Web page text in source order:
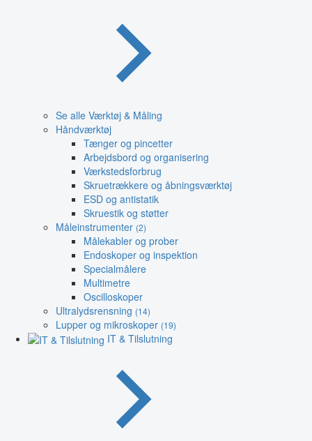
Se alle Værktøj & Måling
Håndværktøj
Tænger og pincetter
Arbejdsbord og organisering
Værkstedsforbrug
Skruetrækkere og åbningsværktøj
ESD og antistatik
Skruestik og støtter
Måleinstrumenter (2)
Målekabler og prober
Endoskoper og inspektion
Specialmålere
Multimetre
Oscilloskoper
Ultralydsrensning (14)
Lupper og mikroskoper (19)
IT & Tilslutning